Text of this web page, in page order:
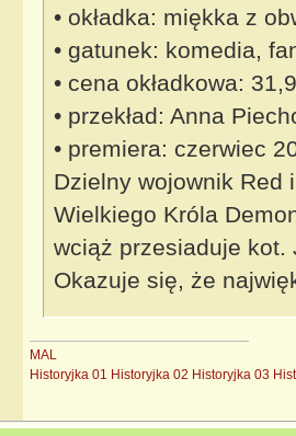
• okładka: miękka z
• gatunek: komedia,
• cena okładkowa:
• przekład: Anna
• premiera: czerwiec
Dzielny wojownik Red
Wielkiego Króla
wciąż przesiaduje kot.
Okazuje się, że
MAL
Historyjka 01 Historyjka 02 Historyjka 03